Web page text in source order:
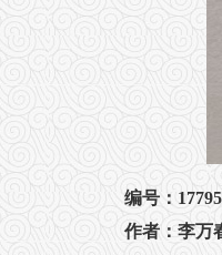
编号：
作者：李万